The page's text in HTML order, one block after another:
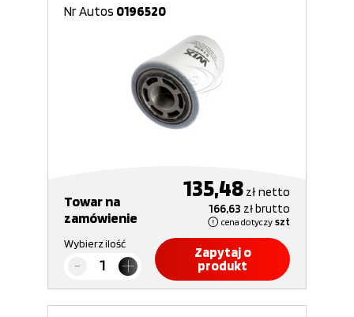
Nr Autos 0196520
Towar na
zamówienie
135,48 złnetto
166,63 złbrutto
cena dotyczy szt
Wybierz ilość
Zapytaj o
produkt